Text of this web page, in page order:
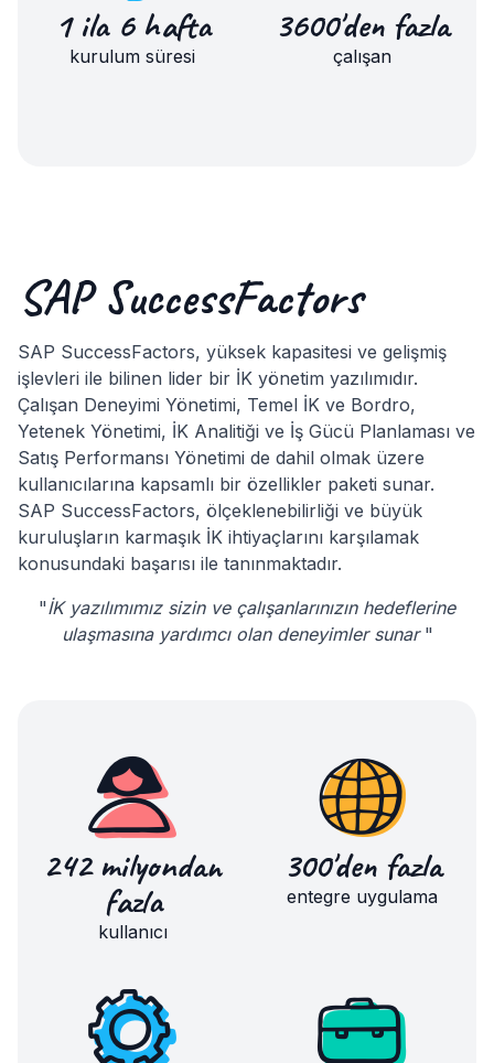
1 ila 6 hafta
kurulum süresi
3600'den fazla
çalışan
SAP SuccessFactors
SAP SuccessFactors, yüksek kapasitesi ve gelişmiş
işlevleri ile bilinen lider bir İK yönetim yazılımıdır.
Çalışan Deneyimi Yönetimi, Temel İK ve Bordro,
Yetenek Yönetimi, İK Analitiği ve İş Gücü Planlaması ve
Satış Performansı Yönetimi de dahil olmak üzere
kullanıcılarına kapsamlı bir özellikler paketi sunar.
SAP SuccessFactors, ölçeklenebilirliği ve büyük
kuruluşların karmaşık İK ihtiyaçlarını karşılamak
konusundaki başarısı ile tanınmaktadır.
"İK yazılımımız sizin ve çalışanlarınızın hedeflerine
ulaşmasına yardımcı olan deneyimler sunar "
242 milyondan
fazla
kullanıcı
300'den fazla
entegre uygulama